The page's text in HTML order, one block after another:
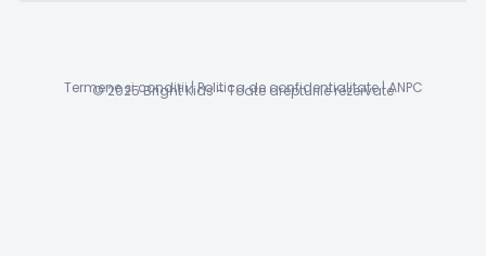
© 2025 Bright Kids - Toate drepturile rezervate
Termene și condiții|Politica de confidentialitate|ANPC